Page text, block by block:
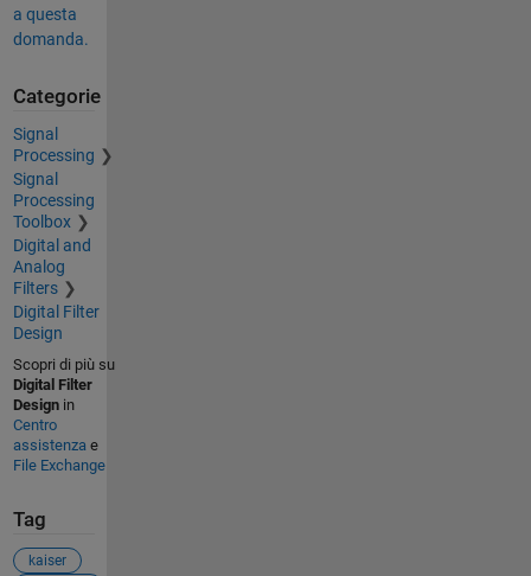
a questa
domanda.
Categorie
Signal
Processing
Signal
Processing
Toolbox
Digital and
Analog
Filters
Digital Filter
Design
Scopri di più su
Digital Filter
Designin
Centro
assistenzae
File Exchange
Tag
kaiser